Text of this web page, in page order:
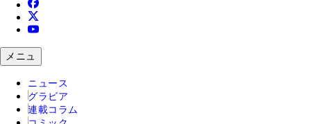
メニュ
ニュース
グラビア
連載コラム